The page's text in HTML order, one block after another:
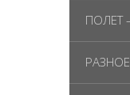
ПОЛЕТ
РАЗНОЕ